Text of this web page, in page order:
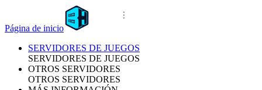
Página de inicio
SERVIDORES DE JUEGOS
SERVIDORES DE JUEGOS
OTROS SERVIDORES
OTROS SERVIDORES